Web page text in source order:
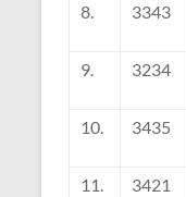
8. 3343
9. 3234
10. 3435
11. 3421